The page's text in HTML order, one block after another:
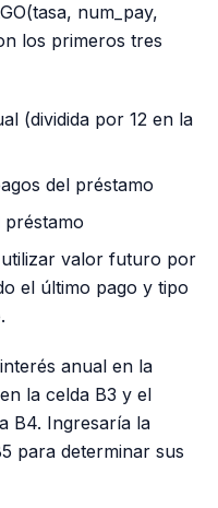
num_pay,
los primeros tres
(dividida por 12 en la
del préstamo
utilizar valor futuro por
el último pago y tipo
anual en la
la celda B3 y el
B4. Ingresaría la
para determinar sus